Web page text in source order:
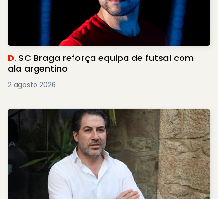
D. SC Braga reforça equipa de futsal com
ala argentino
2 agosto 2026